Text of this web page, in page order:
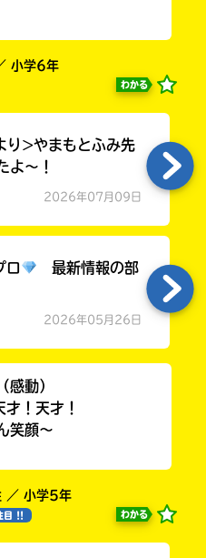
小学6年
わかる
り>やまもとふみ先
よ～！
2026年07月09日
ロ
最新情報の部
2026年05月26日
感動）
！天才！
笑顔〜
／ 小学5年
目 !! わかる